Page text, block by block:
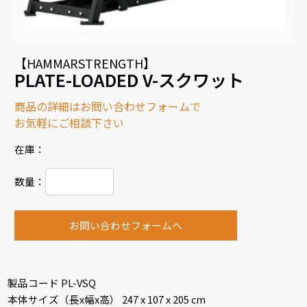
【HAMMARSTRENGTH】
PLATE-LOADED V-スクワット
商品の詳細はお問い合わせフォームで
お気軽にご相談下さい
在庫：
数量：
お問い合わせフォームへ
製品コード PL-VSQ
本体サイズ（長x幅x高） 247 x 107 x 205 cm